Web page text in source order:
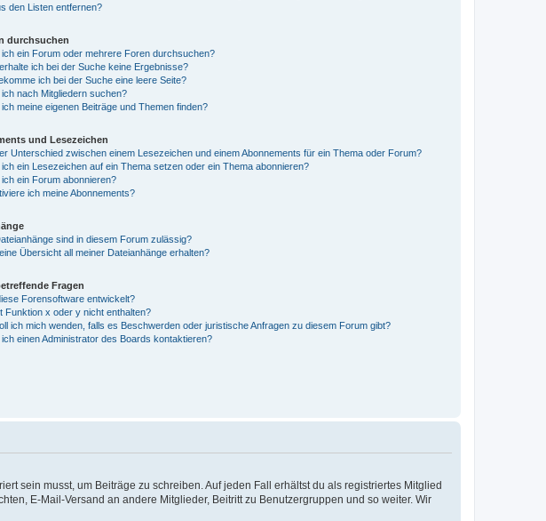
den Listen entfernen?
durchsuchen
ich ein Forum oder mehrere Foren durchsuchen?
ich bei der Suche keine Ergebnisse?
ich bei der Suche eine leere Seite?
nach Mitgliedern suchen?
meine eigenen Beiträge und Themen finden?
und Lesezeichen
Unterschied zwischen einem Lesezeichen und einem Abonnements für ein Thema oder Forum?
ich ein Lesezeichen auf ein Thema setzen oder ein Thema abonnieren?
ein Forum abonnieren?
ich meine Abonnements?
sind in diesem Forum zulässig?
Übersicht all meiner Dateianhänge erhalten?
Fragen
Forensoftware entwickelt?
Funktion x oder y nicht enthalten?
ich mich wenden, falls es Beschwerden oder juristische Anfragen zu diesem Forum gibt?
einen Administrator des Boards kontaktieren?
sein musst, um Beiträge zu schreiben. Auf jeden Fall erhältst du als registriertes Mitglied
E-Mail-Versand an andere Mitglieder, Beitritt zu Benutzergruppen und so weiter. Wir